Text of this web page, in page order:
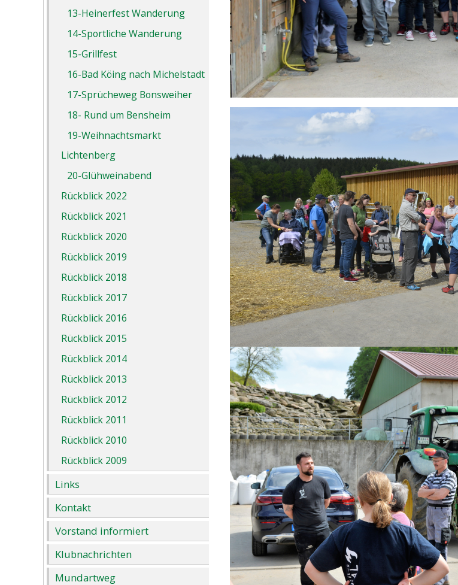
13-Heinerfest Wanderung
14-Sportliche Wanderung
15-Grillfest
16-Bad Köing nach Michelstadt
17-Sprücheweg Bonsweiher
18- Rund um Bensheim
19-Weihnachtsmarkt
Lichtenberg
20-Glühweinabend
Rückblick 2022
Rückblick 2021
Rückblick 2020
Rückblick 2019
Rückblick 2018
Rückblick 2017
Rückblick 2016
Rückblick 2015
Rückblick 2014
Rückblick 2013
Rückblick 2012
Rückblick 2011
Rückblick 2010
Rückblick 2009
Links
Kontakt
Vorstand informiert
Klubnachrichten
Mundartweg